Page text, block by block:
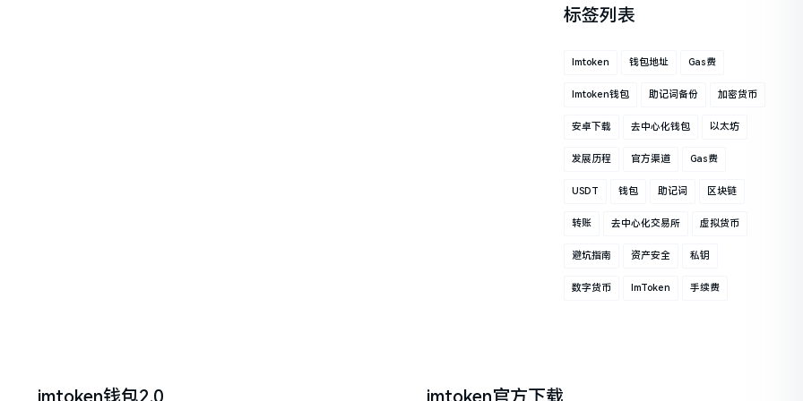
标签列表
Imtoken 钱包地址 Gas费
Imtoken钱包 助记词备份 加密货币
安卓下载 去中心化钱包 以太坊
发展历程 官方渠道 Gas费
USDT 钱包 助记词 区块链
转账 去中心化交易所 虚拟货币
避坑指南 资产安全 私钥
数字货币 ImToken 手续费